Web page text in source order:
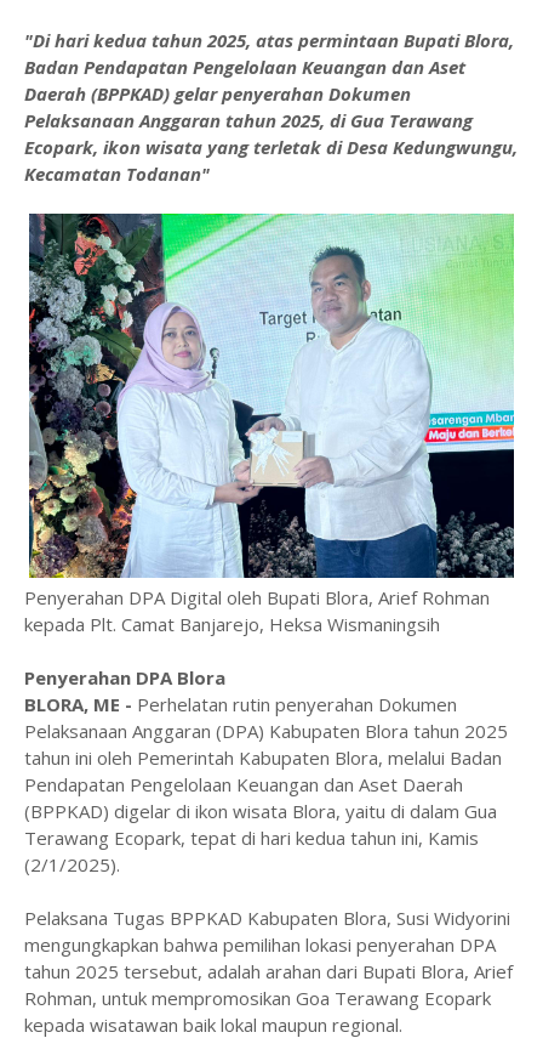
"Di hari kedua tahun 2025, atas permintaan Bupati Blora,
Badan Pendapatan Pengelolaan Keuangan dan Aset
Daerah (BPPKAD) gelar penyerahan Dokumen
Pelaksanaan Anggaran tahun 2025, di Gua Terawang
Ecopark, ikon wisata yang terletak di Desa Kedungwungu,
Kecamatan Todanan"
Penyerahan DPA Digital oleh Bupati Blora, Arief Rohman
kepada Plt. Camat Banjarejo, Heksa Wismaningsih
Penyerahan DPA Blora
BLORA, ME - Perhelatan rutin penyerahan Dokumen
Pelaksanaan Anggaran (DPA) Kabupaten Blora tahun 2025
tahun ini oleh Pemerintah Kabupaten Blora, melalui Badan
Pendapatan Pengelolaan Keuangan dan Aset Daerah
(BPPKAD) digelar di ikon wisata Blora, yaitu di dalam Gua
Terawang Ecopark, tepat di hari kedua tahun ini, Kamis
(2/1/2025).
Pelaksana Tugas BPPKAD Kabupaten Blora, Susi Widyorini
mengungkapkan bahwa pemilihan lokasi penyerahan DPA
tahun 2025 tersebut, adalah arahan dari Bupati Blora, Arief
Rohman, untuk mempromosikan Goa Terawang Ecopark
kepada wisatawan baik lokal maupun regional.